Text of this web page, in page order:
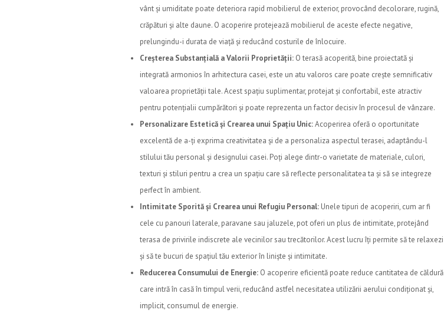
vânt și umiditate poate deteriora rapid mobilierul de exterior, provocând decolorare, rugină,
crăpături și alte daune. O acoperire protejează mobilierul de aceste efecte negative,
prelungindu-i durata de viață și reducând costurile de înlocuire.
Creșterea Substanțială a Valorii Proprietății: O terasă acoperită, bine proiectată și
integrată armonios în arhitectura casei, este un atu valoros care poate crește semnificativ
valoarea proprietății tale. Acest spațiu suplimentar, protejat și confortabil, este atractiv
pentru potențialii cumpărători și poate reprezenta un factor decisiv în procesul de vânzare.
Personalizare Estetică și Crearea unui Spațiu Unic:Acoperirea oferă o oportunitate
excelentă de a-ți exprima creativitatea și de a personaliza aspectul terasei, adaptându-l
stilului tău personal și designului casei. Poți alege dintr-o varietate de materiale, culori,
texturi și stiluri pentru a crea un spațiu care să reflecte personalitatea ta și să se integreze
perfect în ambient.
Intimitate Sporită și Crearea unui Refugiu Personal: Unele tipuri de acoperiri, cum ar fi
cele cu panouri laterale, paravane sau jaluzele, pot oferi un plus de intimitate, protejând
terasa de privirile indiscrete ale vecinilor sau trecătorilor. Acest lucru îți permite să te relaxezi
și să te bucuri de spațiul tău exterior în liniște și intimitate.
Reducerea Consumului de Energie: O acoperire eficientă poate reduce cantitatea de căldură
care intră în casă în timpul verii, reducând astfel necesitatea utilizării aerului condiționat și,
implicit, consumul de energie.